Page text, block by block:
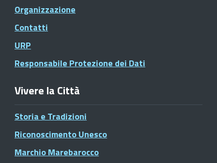
Organizzazione
Contatti
URP
Responsabile Protezione dei Dati
Vivere la Città
Storia e Tradizioni
Riconoscimento Unesco
Marchio Marebarocco